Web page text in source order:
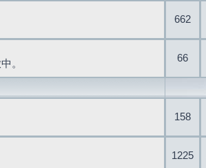
662
。 66
158
1225